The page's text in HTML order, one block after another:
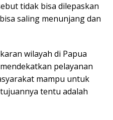
tidak bisa dilepaskan
saling menunjang dan
wilayah di Papua
pelayanan
mampu untuk
tentu adalah